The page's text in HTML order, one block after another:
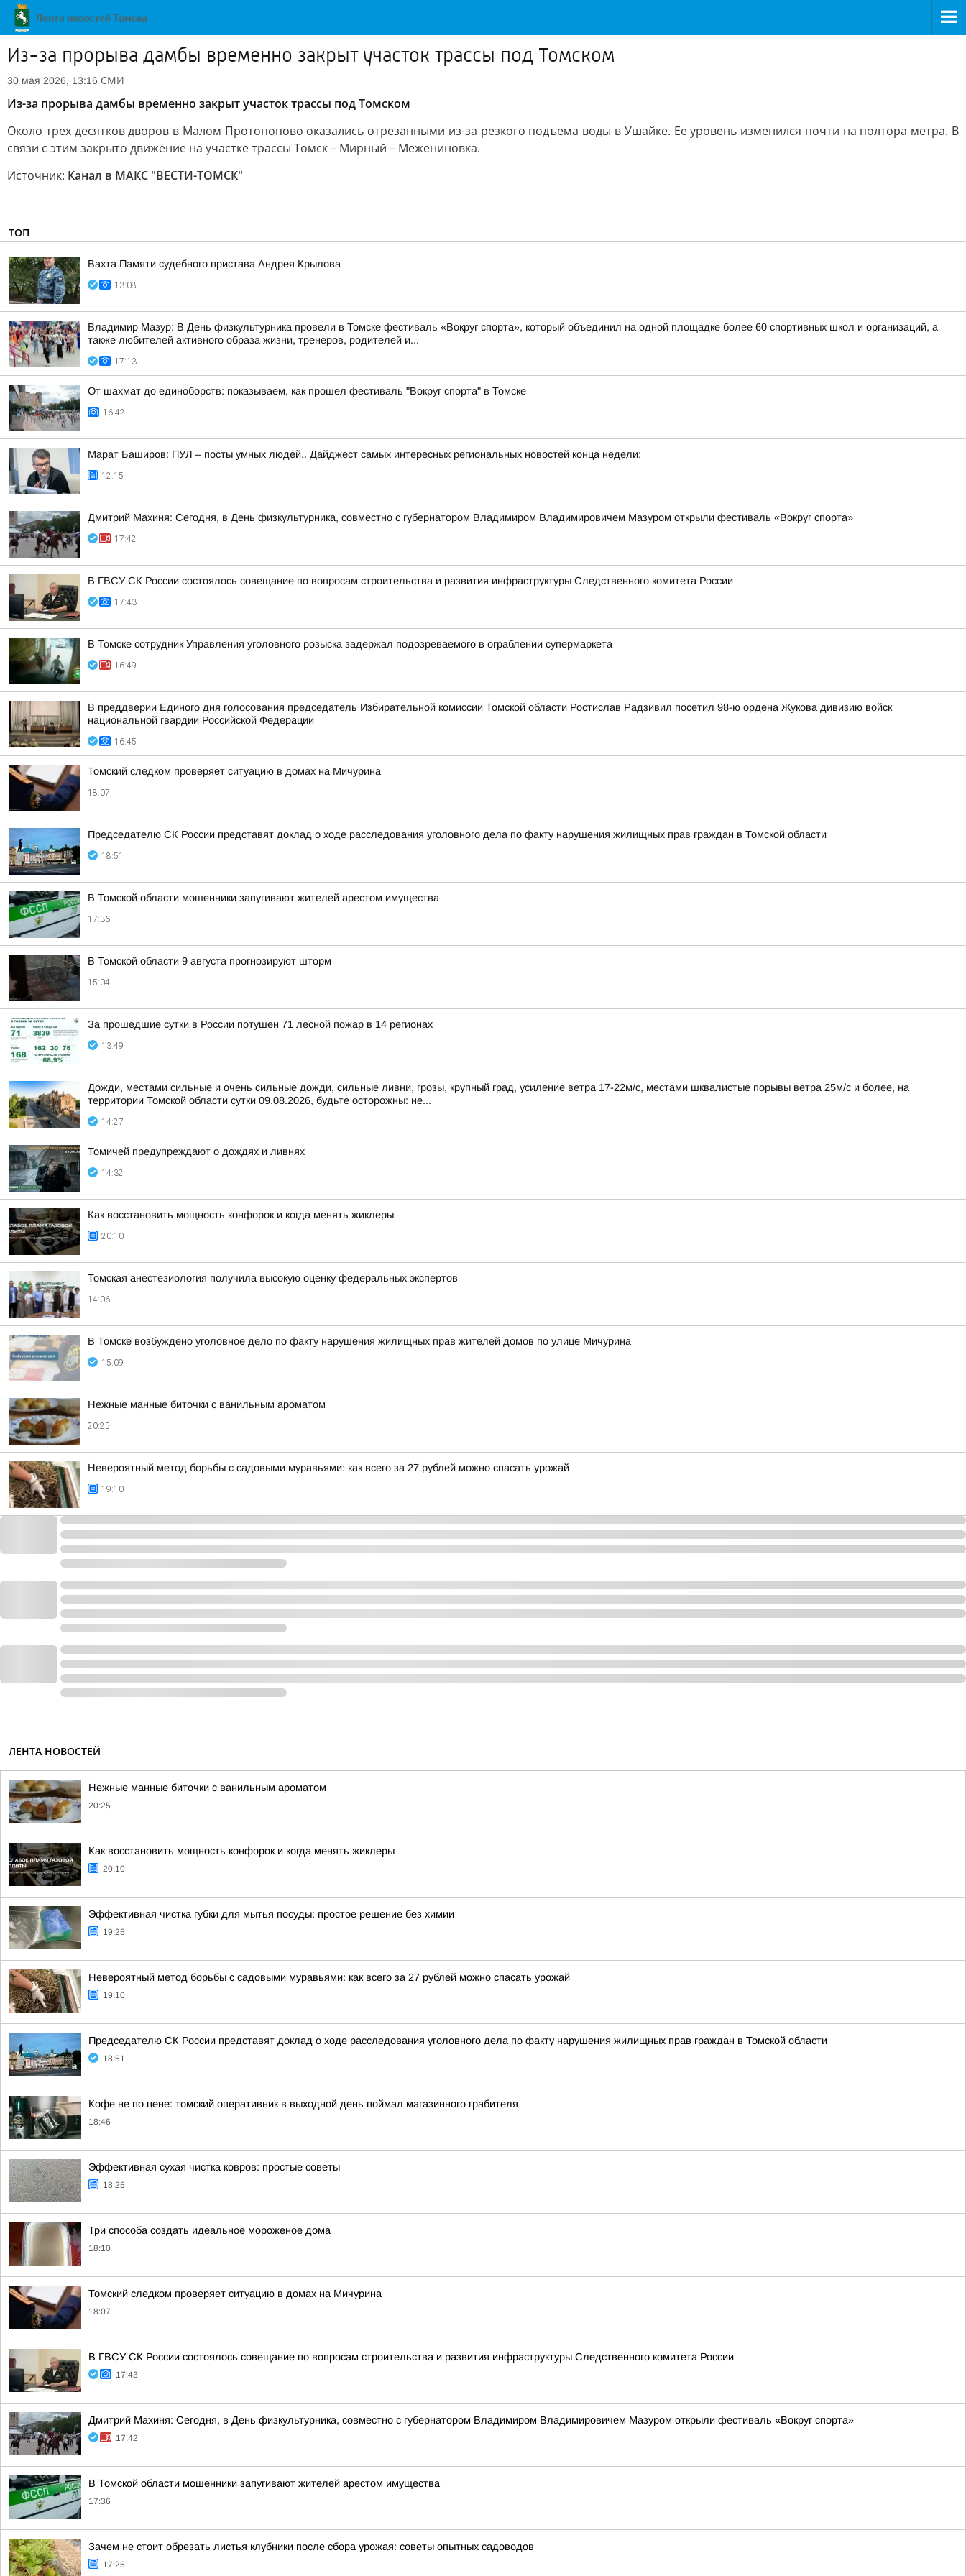
Из-за прорыва дамбы временно закрыт участок трассы под Томском
30 мая 2026, 13:16 СМИ
Из-за прорыва дамбы временно закрыт участок трассы под Томском
Около трех десятков дворов в Малом Протопопово оказались отрезанными из-за резкого подъема воды в Ушайке. Ее уровень изменился почти на полтора метра. В
связи с этим закрыто движение на участке трассы Томск – Мирный – Межениновка.
Источник: Канал в МАКС "ВЕСТИ-ТОМСК"
ТОП
Вахта Памяти судебного пристава Андрея Крылова
13:08
Владимир Мазур: В День физкультурника провели в Томске фестиваль «Вокруг спорта», который объединил на одной площадке более 60 спортивных школ и организаций, а
также любителей активного образа жизни, тренеров, родителей и...
17:13
От шахмат до единоборств: показываем, как прошел фестиваль "Вокруг спорта" в Томске
16:42
Марат Баширов: ПУЛ – посты умных людей.. Дайджест самых интересных региональных новостей конца недели:
12:15
Дмитрий Махиня: Сегодня, в День физкультурника, совместно с губернатором Владимиром Владимировичем Мазуром открыли фестиваль «Вокруг спорта»
17:42
В ГВСУ СК России состоялось совещание по вопросам строительства и развития инфраструктуры Следственного комитета России
17:43
В Томске сотрудник Управления уголовного розыска задержал подозреваемого в ограблении супермаркета
16:49
В преддверии Единого дня голосования председатель Избирательной комиссии Томской области Ростислав Радзивил посетил 98-ю ордена Жукова дивизию войск
национальной гвардии Российской Федерации
16:45
Томский следком проверяет ситуацию в домах на Мичурина
18:07
Председателю СК России представят доклад о ходе расследования уголовного дела по факту нарушения жилищных прав граждан в Томской области
18:51
В Томской области мошенники запугивают жителей арестом имущества
17:36
В Томской области 9 августа прогнозируют шторм
15:04
За прошедшие сутки в России потушен 71 лесной пожар в 14 регионах
13:49
Дожди, местами сильные и очень сильные дожди, сильные ливни, грозы, крупный град, усиление ветра 17-22м/с, местами шквалистые порывы ветра 25м/с и более, на
территории Томской области сутки 09.08.2026, будьте осторожны: не...
14:27
Томичей предупреждают о дождях и ливнях
14:32
Как восстановить мощность конфорок и когда менять жиклеры
20:10
Томская анестезиология получила высокую оценку федеральных экспертов
14:06
В Томске возбуждено уголовное дело по факту нарушения жилищных прав жителей домов по улице Мичурина
15:09
Нежные манные биточки с ванильным ароматом
20:25
Невероятный метод борьбы с садовыми муравьями: как всего за 27 рублей можно спасать урожай
19:10
ЛЕНТА НОВОСТЕЙ
Нежные манные биточки с ванильным ароматом
20:25
Как восстановить мощность конфорок и когда менять жиклеры
20:10
Эффективная чистка губки для мытья посуды: простое решение без химии
19:25
Невероятный метод борьбы с садовыми муравьями: как всего за 27 рублей можно спасать урожай
19:10
Председателю СК России представят доклад о ходе расследования уголовного дела по факту нарушения жилищных прав граждан в Томской области
18:51
Кофе не по цене: томский оперативник в выходной день поймал магазинного грабителя
18:46
Эффективная сухая чистка ковров: простые советы
18:25
Три способа создать идеальное мороженое дома
18:10
Томский следком проверяет ситуацию в домах на Мичурина
18:07
В ГВСУ СК России состоялось совещание по вопросам строительства и развития инфраструктуры Следственного комитета России
17:43
Дмитрий Махиня: Сегодня, в День физкультурника, совместно с губернатором Владимиром Владимировичем Мазуром открыли фестиваль «Вокруг спорта»
17:42
В Томской области мошенники запугивают жителей арестом имущества
17:36
Зачем не стоит обрезать листья клубники после сбора урожая: советы опытных садоводов
17:25